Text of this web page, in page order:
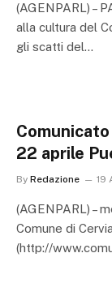
(AGENPARL) –
alla cultura del
gli scatti del…
22 aprile
By Redazione 19
(AGENPARL) –
Comune di
(http://